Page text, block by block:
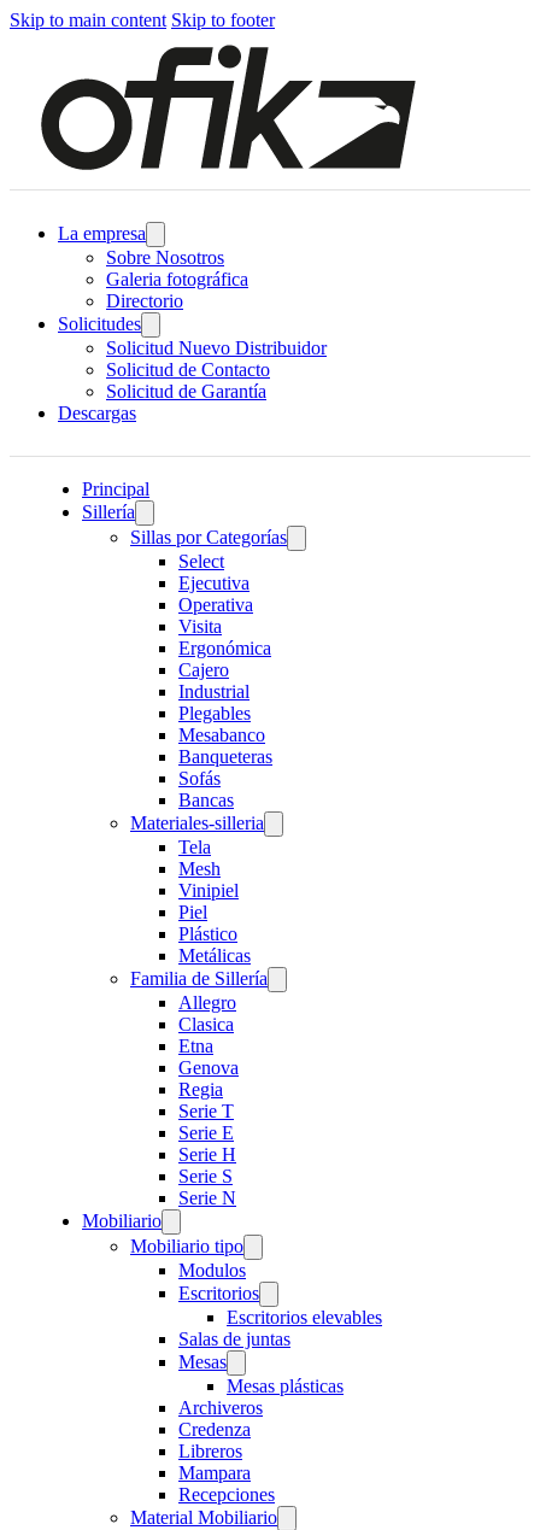
Skip to main content Skip to footer
La empresa
Sobre Nosotros
Galeria fotográfica
Directorio
Solicitudes
Solicitud Nuevo Distribuidor
Solicitud de Contacto
Solicitud de Garantía
Descargas
Principal
Sillería
Sillas por Categorías
Select
Ejecutiva
Operativa
Visita
Ergonómica
Cajero
Industrial
Plegables
Mesabanco
Banqueteras
Sofás
Bancas
Materiales-silleria
Tela
Mesh
Vinipiel
Piel
Plástico
Metálicas
Familia de Sillería
Allegro
Clasica
Etna
Genova
Regia
Serie T
Serie E
Serie H
Serie S
Serie N
Mobiliario
Mobiliario tipo
Modulos
Escritorios
Escritorios elevables
Salas de juntas
Mesas
Mesas plásticas
Archiveros
Credenza
Libreros
Mampara
Recepciones
Material Mobiliario